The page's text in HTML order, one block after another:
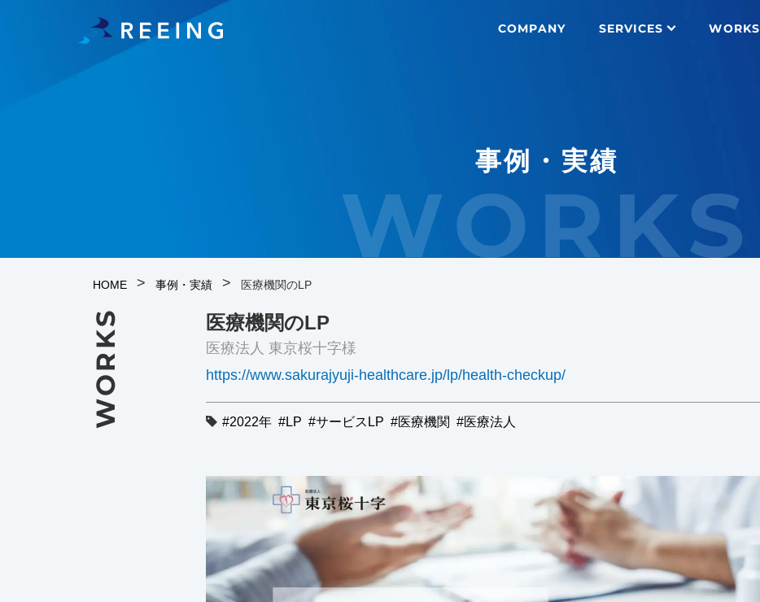
COMPANY SERVICES WORKS
事例・実績
WORKS
HOME > 事例・実績 > 医療機関のLP
WORKS 医療機関のLP
医療法人 東京桜十字様
https://www.sakurajyuji-healthcare.jp/lp/health-checkup/
2022年 LP サービスLP 医療機関 医療法人